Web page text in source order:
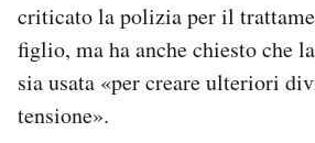
criticato la polizia per il
figlio, ma ha anche chiesto che
sia usata «per creare ulteriori
tensione».